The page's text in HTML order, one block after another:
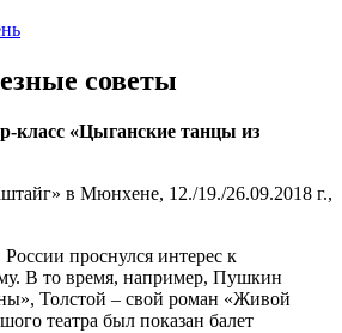
советы
класс «Цыганские танцы из
в Мюнхене, 12./19./26.09.2018 г.,
проснулся интерес к
В то время, например, Пушкин
Толстой – свой роман «Живой
театра был показан балет